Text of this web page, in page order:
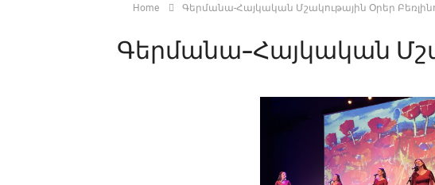
Home Գերմանա-Հայկական Մշակութային Օրեր
Գերմանա-Հայկական